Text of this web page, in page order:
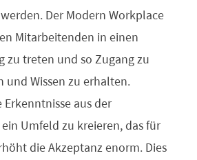
Der Modern Workplace
Mitarbeitenden in einen
zu treten und so Zugang zu
und Wissen zu erhalten.
Erkenntnisse aus der
ein Umfeld zu kreieren, das für
die Akzeptanz enorm. Dies